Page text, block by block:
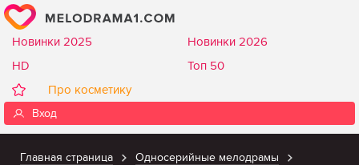
Новинки 2025
Новинки 2026
HD
Топ 50
Про косметику
Вход
Главная страница
Односерийные мелодрамы